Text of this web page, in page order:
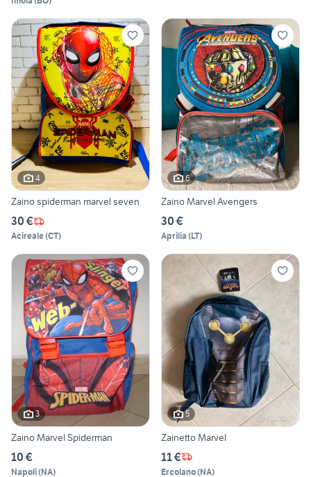
4
Zaino spiderman marvel seven
30 €
Acireale(CT)
6
Zaino Marvel Avengers
30 €
Aprilia (LT)
3
Zaino Marvel Spiderman
10 €
Napoli(NA)
5
Zainetto Marvel
11 €
Ercolano(NA)